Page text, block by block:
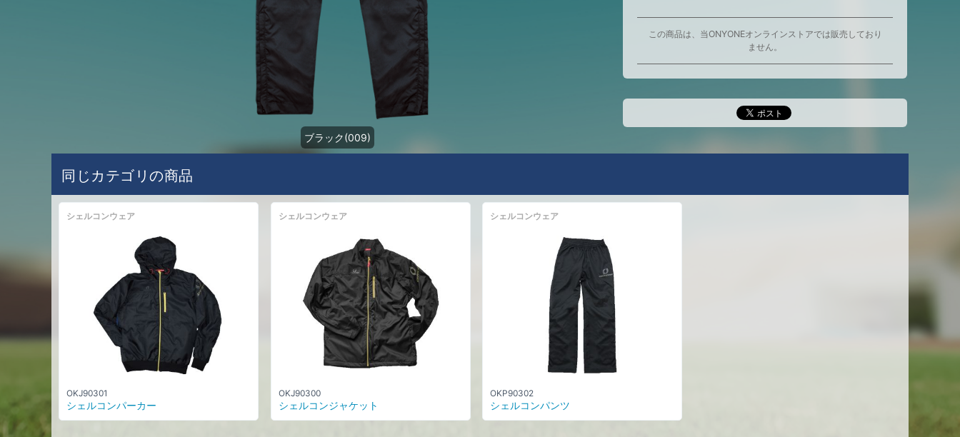
ブラック(009)
この商品は、当ONYONEオンラインストアでは販売しており
ません。
同じカテゴリの商品
シェルコンウェア
OKJ90301
シェルコンパーカー
シェルコンウェア
OKJ90300
シェルコンジャケット
シェルコンウェア
OKP90302
シェルコンパンツ